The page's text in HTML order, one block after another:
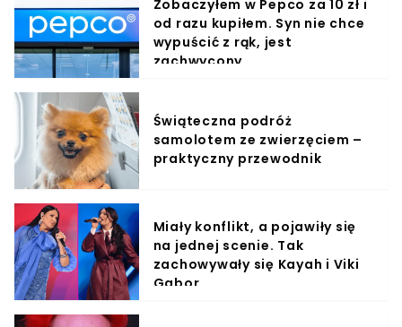
Zobaczyłem w Pepco za 10 zł i
od razu kupiłem. Syn nie chce
wypuścić z rąk, jest
zachwycony
Świąteczna podróż
samolotem ze zwierzęciem –
praktyczny przewodnik
Miały konflikt, a pojawiły się
na jednej scenie. Tak
zachowywały się Kayah i Viki
Gabor